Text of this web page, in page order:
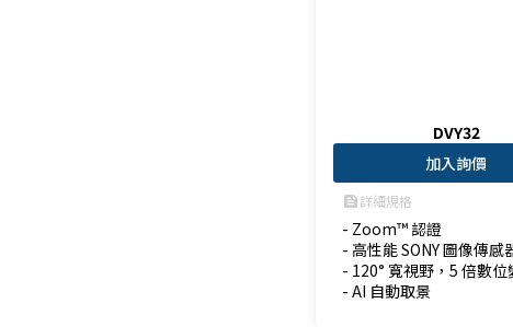
DVY32
加入詢價
feed詳細規格
- Zoom™ 認證
- 高性能 SONY 圖像傳感
- 120° 寬視野，5 倍數位
- AI 自動取景